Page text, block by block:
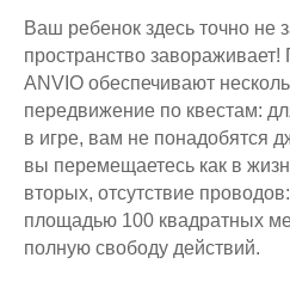
Ваш ребенок здесь точно не
пространство
ANVIO обеспечивают
передвижение по квестам:
в игре, вам не понадобятся
вы перемещаетесь как в
вторых, отсутствие
площадью 100 квадратных
полную свободу действий.